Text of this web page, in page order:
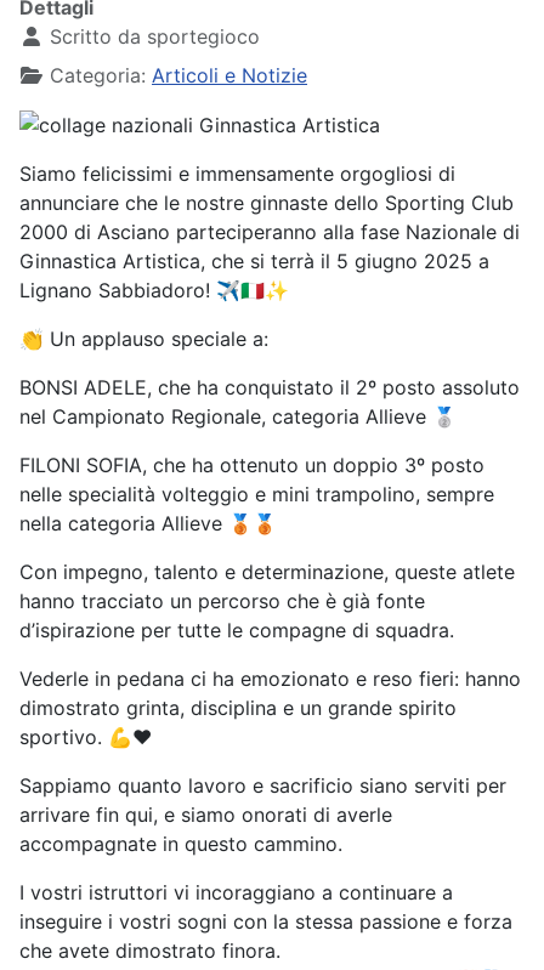
Dettagli
Scritto da sportegioco
Categoria: Articoli e Notizie
Siamo felicissimi e immensamente orgogliosi di
annunciare che le nostre ginnaste dello Sporting Club
2000 di Asciano parteciperanno alla fase Nazionale di
Ginnastica Artistica, che si terrà il 5 giugno 2025 a
Lignano Sabbiadoro! ✈️🇮🇹✨
👏 Un applauso speciale a:
BONSI ADELE, che ha conquistato il 2º posto assoluto
nel Campionato Regionale, categoria Allieve 🥈
FILONI SOFIA, che ha ottenuto un doppio 3º posto
nelle specialità volteggio e mini trampolino, sempre
nella categoria Allieve 🥉🥉
Con impegno, talento e determinazione, queste atlete
hanno tracciato un percorso che è già fonte
d’ispirazione per tutte le compagne di squadra.
Vederle in pedana ci ha emozionato e reso fieri: hanno
dimostrato grinta, disciplina e un grande spirito
sportivo. 💪❤️
Sappiamo quanto lavoro e sacrificio siano serviti per
arrivare fin qui, e siamo onorati di averle
accompagnate in questo cammino.
I vostri istruttori vi incoraggiano a continuare a
inseguire i vostri sogni con la stessa passione e forza
che avete dimostrato finora.